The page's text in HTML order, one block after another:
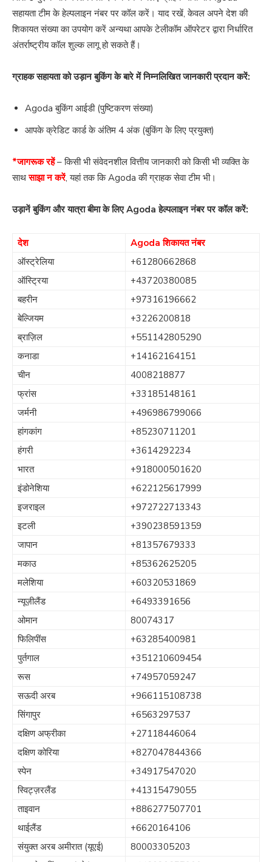
सहायता टीम के हेल्पलाइन नंबर पर कॉल करें। याद रखें, केवल अपने देश की
शिकायत संख्या का उपयोग करें अन्यथा आपके टेलीकॉम ऑपरेटर द्वारा निर्धारित
अंतर्राष्ट्रीय कॉल शुल्क लागू हो सकते हैं।
ग्राहक सहायता को उड़ान बुकिंग के बारे में निम्नलिखित जानकारी प्रदान करें:
Agoda बुकिंग आईडी (पुष्टिकरण संख्या)
आपके क्रेडिट कार्ड के अंतिम 4 अंक (बुकिंग के लिए प्रयुक्त)
*जागरूक रहें– किसी भी संवेदनशील वित्तीय जानकारी को किसी भी व्यक्ति के
साथसाझा न करें, यहां तक ​​कि Agoda की ग्राहक सेवा टीम भी।
उड़ानें बुकिंग और यात्रा बीमा के लिए Agoda हेल्पलाइन नंबर पर कॉल करें:
देश
Agoda शिकायत नंबर
ऑस्ट्रेलिया
+61280662868
ऑस्ट्रिया
+43720380085
बहरीन
+97316196662
बेल्जियम
+3226200818
ब्राज़िल
+551142805290
कनाडा
+14162164151
चीन
4008218877
फ्रांस
+33185148161
जर्मनी
+496986799066
हांगकांग
+85230711201
हंगरी
+3614292234
भारत
+918000501620
इंडोनेशिया
+622125617999
इजराइल
+972722713343
इटली
+390238591359
जापान
+81357679333
मकाउ
+85362625205
मलेशिया
+60320531869
न्यूज़ीलैंड
+6493391656
ओमान
80074317
फिलिपींस
+63285400981
पुर्तगाल
+351210609454
रूस
+74957059247
सऊदी अरब
+966115108738
सिंगापुर
+6563297537
दक्षिण अफ्रीका
+27118446064
दक्षिण कोरिया
+827047844366
स्पेन
+34917547020
स्विट्ज़रलैंड
+41315479055
ताइवान
+886277507701
थाईलैंड
+6620164106
संयुक्त अरब अमीरात (यूएई)
80003305203